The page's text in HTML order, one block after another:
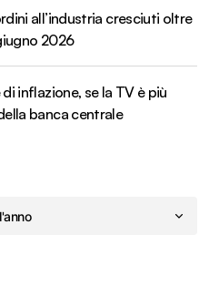
all’industria cresciuti oltre
2026
inflazione, se la TV è più
banca centrale